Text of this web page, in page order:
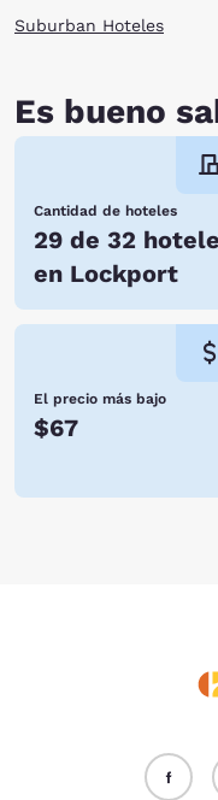
Suburban Hoteles
Es bueno
Cantidad de hoteles
29 de 32
en Lockport
El precio más bajo
$67